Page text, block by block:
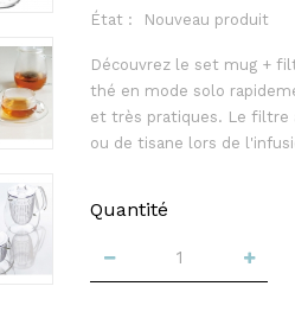
État : Nouveau produit
Découvrez le set mug +
thé en mode solo
et très pratiques. Le filtre
ou de tisane lors de
Quantité